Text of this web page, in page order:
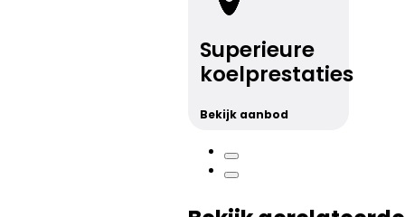
Superieure
koelprestaties
Bekijk aanbod